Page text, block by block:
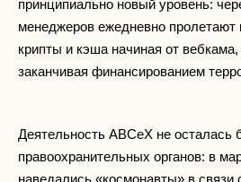
принципиально новый уровень:
менеджеров ежедневно пролетают
крипты и кэша начиная от
заканчивая финансированием
Деятельность ABCeX не осталась
правоохранительных органов: в